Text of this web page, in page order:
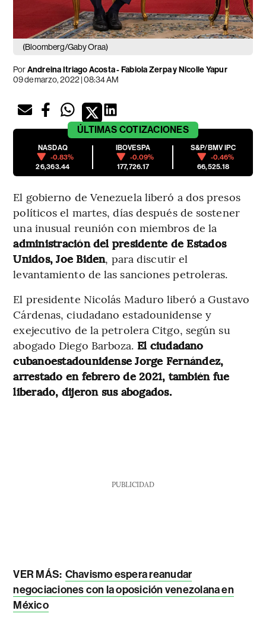
(Bloomberg/Gaby Oraa)
PorAndreina Itriago Acosta - Fabiola Zerpa y Nicolle Yapur
09 de marzo, 2022 | 08:34 AM
ÚLTIMAS COTIZACIONES
NASDAQ
-0.83%
26,363.44
IBOVESPA
-0.09%
177,726.17
S&P/BMV IPC
-0.46%
66,525.18
El gobierno de Venezuela liberó a dos presos
políticos el martes, días después de sostener
una inusual reunión con miembros de la
administración del presidente de Estados
Unidos, Joe Biden, para discutir el
levantamiento de las sanciones petroleras.
El presidente Nicolás Maduro liberó a Gustavo
Cárdenas, ciudadano estadounidense y
exejecutivo de la petrolera Citgo, según su
abogado Diego Barboza. El ciudadano
cubanoestadounidense Jorge Fernández,
arrestado en febrero de 2021, también fue
liberado, dijeron sus abogados.
PUBLICIDAD
VER MÁS: Chavismo espera reanudar
negociaciones con la oposición venezolana en
México